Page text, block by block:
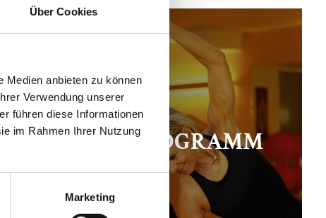
Über Cookies
Medien anbieten zu können
Verwendung unserer
führen diese Informationen
im Rahmen Ihrer Nutzung
Marketing
AKTIVPROGRAMM